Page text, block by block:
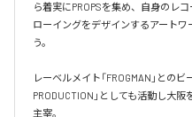
ら着実にPROPSを集め、自身のレ
ローイングをデザインするアートワ
う。
レーベルメイト「FROGMAN」との
PRODUCTION」としても活動し大
主宰。